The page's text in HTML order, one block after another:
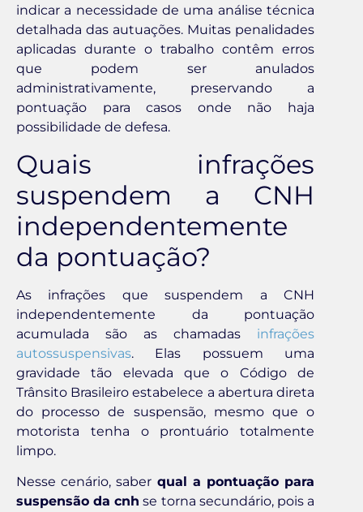
indicar a necessidade de uma análise técnica
detalhada das autuações. Muitas penalidades
aplicadas durante o trabalho contêm erros
que podem ser anulados
administrativamente, preservando a
pontuação para casos onde não haja
possibilidade de defesa.
Quais infrações
suspendem a CNH
independentemente
da pontuação?
As infrações que suspendem a CNH
independentemente da pontuação
acumulada são as chamadas infrações
autossuspensivas. Elas possuem uma
gravidade tão elevada que o Código de
Trânsito Brasileiro estabelece a abertura direta
do processo de suspensão, mesmo que o
motorista tenha o prontuário totalmente
limpo.
Nesse cenário, saber qual a pontuação para
suspensão da cnh se torna secundário, pois a